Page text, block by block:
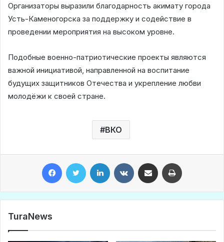
Организаторы выразили благодарность акимату города
Усть-Каменогорска за поддержку и содействие в
проведении мероприятия на высоком уровне.
Подобные военно-патриотические проекты являются
важной инициативой, направленной на воспитание
будущих защитников Отечества и укрепление любви
молодёжи к своей стране.
ВКО
TuraNews